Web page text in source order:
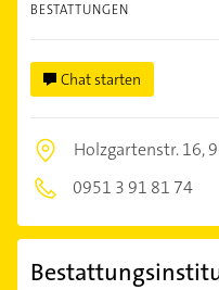
BESTATTUNGEN
Chat starten
Holzgartenstr. 16,
0951 3 91 81 74